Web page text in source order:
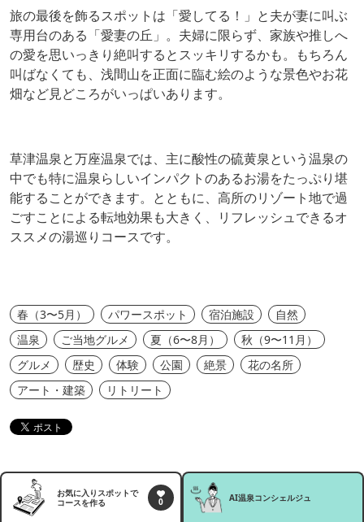
旅の最後を飾るスポットは「愛してる！」と夫が妻に叫ぶ
専用台のある「愛妻の丘」。夫婦に限らず、家族や推しへ
の愛を思いっきり絶叫するとスッキリするかも。もちろん
叫ばなくても、浅間山を正面に臨む絵のような景色やお花
畑など見どころがいっぱいあります。
草津温泉と万座温泉では、主に酸性の硫黄泉という温泉の
中でも特に温泉らしいインパクトのあるお湯をたっぷり堪
能することができます。とともに、高所のリゾート地で過
ごすことによる転地効果も大きく、リフレッシュできるオ
ススメの湯巡りコースです。
春（3〜5月） パワースポット 宿泊施設
自然
温泉
ご当地グルメ 夏（6〜8月）
秋（9〜11月）
グルメ
歴史 体験 公園 絶景
花の名所
アート・建築
リトリート
お気に入りスポットで
コースを作る
0 AI温泉コンシェルジュ